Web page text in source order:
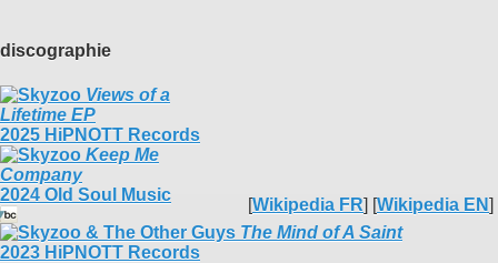
[Wikipedia FR] [Wikipedia EN]
discographie
Views of a
Lifetime EP
2025 HiPNOTT Records
Keep Me
Company
2024 Old Soul Music
The Mind of A Saint
2023 HiPNOTT Records